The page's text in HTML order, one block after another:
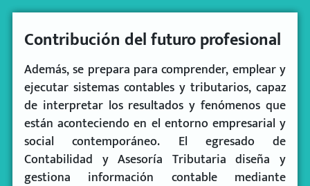
Contribución del futuro profesional
Además, se prepara para comprender, emplear y
ejecutar sistemas contables y tributarios, capaz
de interpretar los resultados y fenómenos que
están aconteciendo en el entorno empresarial y
social contemporáneo. El egresado de
Contabilidad y Asesoría Tributaria diseña y
gestiona información contable mediante